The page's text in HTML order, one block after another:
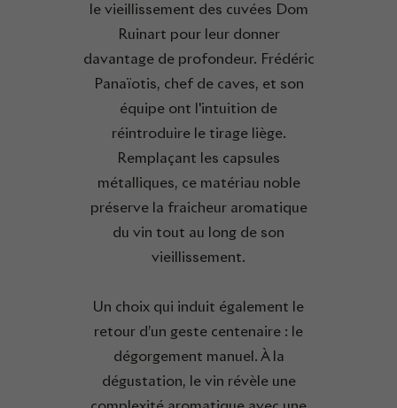
le vieillissement des cuvées Dom
Ruinart pour leur donner
davantage de profondeur. Frédéric
Panaïotis, chef de caves, et son
équipe ont l'intuition de
réintroduire le tirage liège.
Remplaçant les capsules
métalliques, ce matériau noble
préserve la fraicheur aromatique
du vin tout au long de son
vieillissement.
Un choix qui induit également le
retour d’un geste centenaire : le
dégorgement manuel. À la
dégustation, le vin révèle une